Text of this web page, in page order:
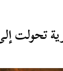
تحولت